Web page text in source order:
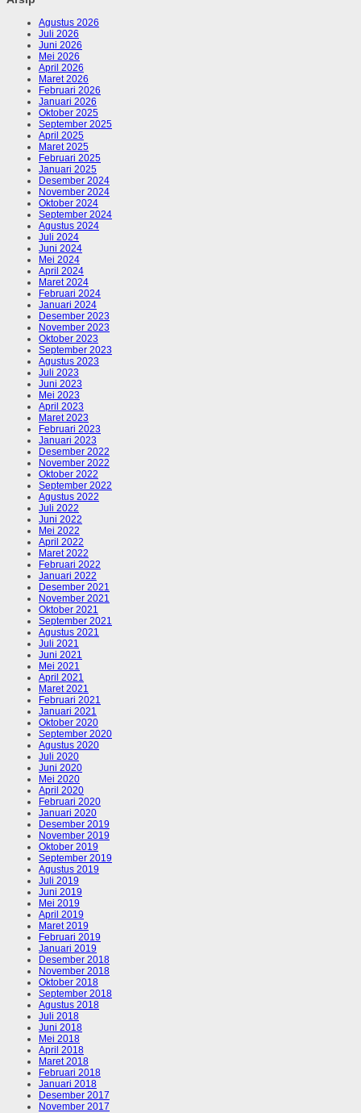
Agustus 2026
Juli 2026
Juni 2026
Mei 2026
April 2026
Maret 2026
Februari 2026
Januari 2026
Oktober 2025
September 2025
April 2025
Maret 2025
Februari 2025
Januari 2025
Desember 2024
November 2024
Oktober 2024
September 2024
Agustus 2024
Juli 2024
Juni 2024
Mei 2024
April 2024
Maret 2024
Februari 2024
Januari 2024
Desember 2023
November 2023
Oktober 2023
September 2023
Agustus 2023
Juli 2023
Juni 2023
Mei 2023
April 2023
Maret 2023
Februari 2023
Januari 2023
Desember 2022
November 2022
Oktober 2022
September 2022
Agustus 2022
Juli 2022
Juni 2022
Mei 2022
April 2022
Maret 2022
Februari 2022
Januari 2022
Desember 2021
November 2021
Oktober 2021
September 2021
Agustus 2021
Juli 2021
Juni 2021
Mei 2021
April 2021
Maret 2021
Februari 2021
Januari 2021
Oktober 2020
September 2020
Agustus 2020
Juli 2020
Juni 2020
Mei 2020
April 2020
Februari 2020
Januari 2020
Desember 2019
November 2019
Oktober 2019
September 2019
Agustus 2019
Juli 2019
Juni 2019
Mei 2019
April 2019
Maret 2019
Februari 2019
Januari 2019
Desember 2018
November 2018
Oktober 2018
September 2018
Agustus 2018
Juli 2018
Juni 2018
Mei 2018
April 2018
Maret 2018
Februari 2018
Januari 2018
Desember 2017
November 2017